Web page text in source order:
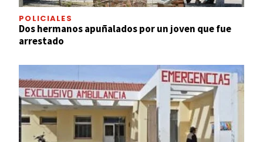
POLICIALES
Dos hermanos apuñalados por un joven que fue
arrestado